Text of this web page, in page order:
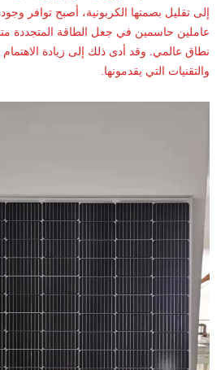
إلى تقليل بصمتها الكربونية، أصبح توافر
عاملين حاسمين في جعل الطاقة المتجددة
نطاق عالمي. وقد أدى ذلك إلى زيادة
والتقنيات التي يقدمونها.